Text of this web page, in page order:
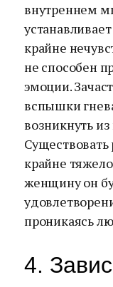
внутреннем
крайне
не способен
эмоции.
вспышки
возникнуть
крайне
женщину он
проникаясь
4.